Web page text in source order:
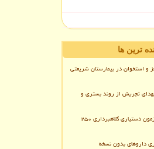
ترین ها
و استخوان در بیمارستان شریعتی
تجریش از روند بستری و
بازار فروش سوالات جعلی آزمون دستیاری کلاهبرداری ۲۵۰
داروهای بدون نسخه